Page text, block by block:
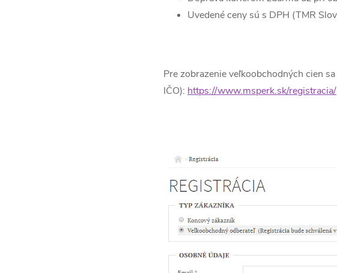
Uvedené ceny sú s DPH (TMR
Pre zobrazenie veľkoobchodných cien
IČO): https://www.msperk.sk/registracia/